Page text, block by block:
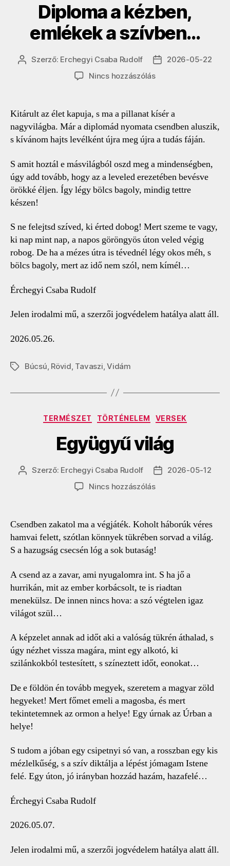
Diploma a kézben,
emlékek a szívben…
Bejegyzés
Szerző: Erchegyi Csaba Rudolf
Bejegyzés
2026-05-22
Nincs hozzászólása(z)
kézben,
a
szívben…
Kitárult az élet kapuja, s ma a pillanat kísér a
nagyvilágba. Már a diplomád nyomata csendben aluszik,
s kívánom hajts levélként újra meg újra a tudás fáján.
S amit hoztál e másvilágból oszd meg a mindenségben,
úgy add tovább, hogy az a leveled erezetében bevésve
örökké éljen. Így légy bölcs bagoly, mindig tettre
készen!
S ne felejtsd szíved, ki érted dobog! Mert szeme te vagy,
ki nap mint nap, a napos göröngyös úton veled végig
robog. De ha a mézes útra is tévednél légy okos méh, s
bölcs bagoly, mert az idő nem szól, nem kímél…
Érchegyi Csaba Rudolf
Jelen irodalmi mű, a szerzői jogvédelem hatálya alatt áll.
2026.05.26.
CímkékBúcsú Rövid Tavaszi ,Vidám
Kategóriák
TERMÉSZET TÖRTÉNELEM VERSEK
Együgyű világ
Bejegyzés
Szerző: Erchegyi Csaba Rudolf
Bejegyzés
2026-05-12
Nincs hozzászólása(z)
bejegyzéshez
Csendben zakatol ma a végjáték. Koholt háborúk véres
hamvai felett, szótlan könnyek tükrében sorvad a világ.
S a hazugság csecsén lóg a sok butaság!
A csend az a zavar, ami nyugalomra int. S ha jő a
hurrikán, mit az ember korbácsolt, te is riadtan
menekülsz. De innen nincs hova: a szó végtelen igaz
világot szül…
A képzelet annak ad időt aki a valóság tükrén áthalad, s
úgy nézhet vissza magára, mint egy alkotó, ki
szilánkokból testesített, s színeztett időt, eonokat…
De e földön én tovább megyek, szeretem a magyar zöld
hegyeket! Mert főmet emeli a magosba, és mert
tekintetemnek az ormon a helye! Egy úrnak az Úrban a
helye!
S tudom a jóban egy csipetnyi só van, a rosszban egy kis
mézlelkűség, s a szív diktálja a lépést jómagam Istene
felé. Egy úton, jó irányban hozzád hazám, hazafelé…
Érchegyi Csaba Rudolf
2026.05.07.
Jelen irodalmi mű, a szerzői jogvédelem hatálya alatt áll.